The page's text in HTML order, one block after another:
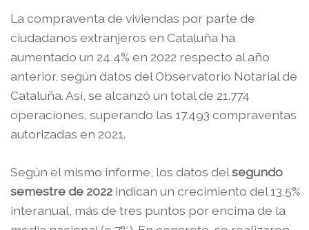
La compraventa de viviendas por parte de
ciudadanos extranjeros en Cataluña ha
aumentado un 24,4% en 2022 respecto al año
anterior, según datos del Observatorio Notarial de
Cataluña. Así, se alcanzó un total de 21.774
operaciones, superando las 17.493 compraventas
autorizadas en 2021.
Según el mismo informe, los datos delsegundo
semestre de 2022indican un crecimiento del 13,5%
interanual, más de tres puntos por encima de la